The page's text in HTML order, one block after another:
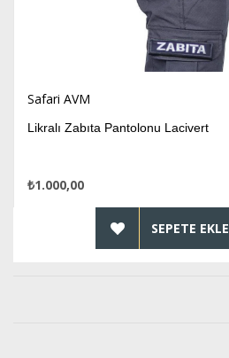
Safari AVM
Likralı Zabıta Pantolonu Lacivert
₺1.000,00
SEPETE EKLE